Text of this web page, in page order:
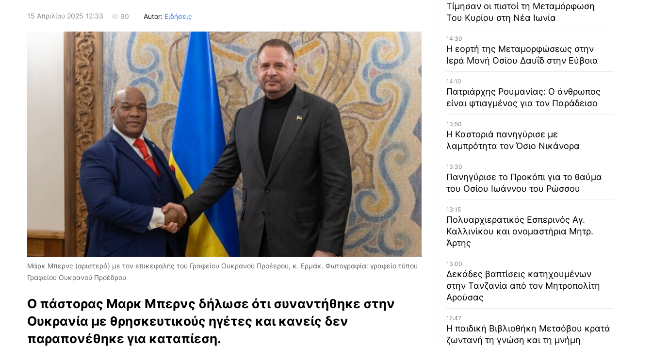
15 Απριλίου 2025 12:33 90 Autor: Ειδήσεις
Μάρκ Μπερνς (αριστερά) με τον επικεφαλής του Γραφείου Ουκρανού Προέερου, κ. Ερμάκ. Φωτογραφία: γραφείο τύπου
Γραφείου Ουκρανού Προέδρου
Ο πάστορας Μαρκ Μπερνς δήλωσε ότι συναντήθηκε στην
Ουκρανία με θρησκευτικούς ηγέτες και κανείς δεν
παραπονέθηκε για καταπίεση.
Τίμησαν οι πιστοί τη Μεταμόρφωση
Του Κυρίου στη Νέα Ιωνία
14:30
Η εορτή της Μεταμορφώσεως στην
Ιερά Μονή Οσίου Δαυΐδ στην Εύβοια
14:10
Πατριάρχης Ρουμανίας: Ο άνθρωπος
είναι φτιαγμένος για τον Παράδεισο
13:50
Η Καστοριά πανηγύρισε με
λαμπρότητα τον Όσιο Νικάνορα
13:30
Πανηγύρισε το Προκόπι για το θαύμα
του Οσίου Ιωάννου του Ρώσσου
13:15
Πολυαρχιερατικός Εσπερινός Αγ.
Καλλινίκου και ονομαστήρια Μητρ.
Άρτης
13:00
Δεκάδες βαπτίσεις κατηχουμένων
στην Τανζανία από τον Μητροπολίτη
Αρούσας
12:47
Η παιδική Βιβλιοθήκη Μετσόβου κρατά
ζωντανή τη γνώση και τη μνήμη